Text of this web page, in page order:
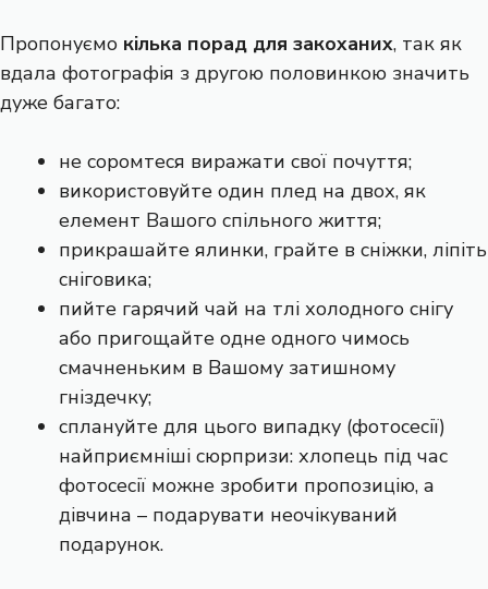
Пропонуємо кілька порад для закоханих, так як
вдала фотографія з другою половинкою значить
дуже багато:
не соромтеся виражати свої почуття;
використовуйте один плед на двох, як
елемент Вашого спільного життя;
прикрашайте ялинки, грайте в сніжки, ліпіть
сніговика;
пийте гарячий чай на тлі холодного снігу
або пригощайте одне одного чимось
смачненьким в Вашому затишному
гніздечку;
сплануйте для цього випадку (фотосесії)
найприємніші сюрпризи: хлопець під час
фотосесії можне зробити пропозицію, а
дівчина – подарувати неочікуваний
подарунок.